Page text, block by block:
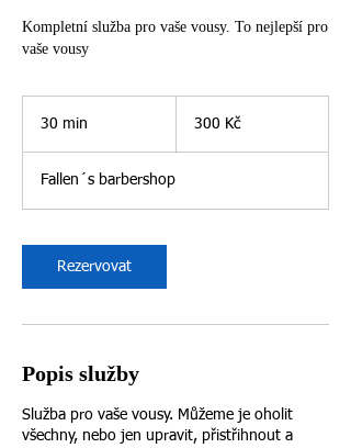
Kompletní služba pro vaše vousy. To nejlepší pro
vaše vousy
30 min
i
n
korun300 Kč
Fallen´s barbershop
Rezervovat
Popis služby
Služba pro vaše vousy. Můžeme je oholit
všechny, nebo jen upravit, přistřihnout a